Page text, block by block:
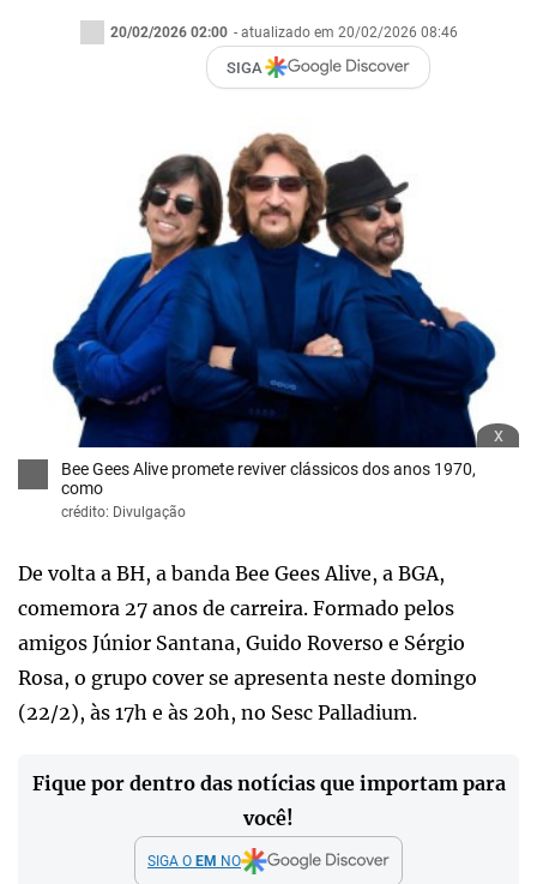
20/02/2026 02:00 - atualizado em 20/02/2026 08:46
SIGA
x
Bee Gees Alive promete reviver clássicos dos anos 1970,
como
crédito: Divulgação
De volta a BH, a banda Bee Gees Alive, a BGA,
comemora 27 anos de carreira. Formado pelos
amigos Júnior Santana, Guido Roverso e Sérgio
Rosa, o grupo cover se apresenta neste domingo
(22/2), às 17h e às 20h, no Sesc Palladium.
Fique por dentro das notícias que importam para
você!
SIGA O EM NO